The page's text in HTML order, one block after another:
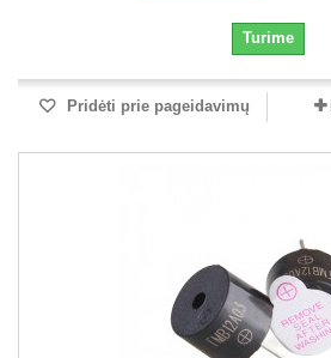
Turime
Pridėti prie pageidavimų